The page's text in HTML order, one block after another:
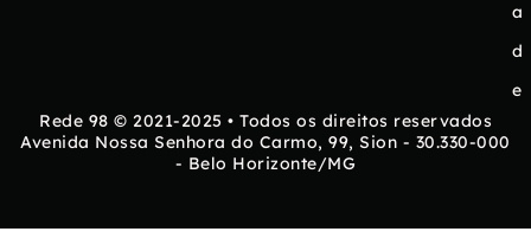
a
d
e
Rede 98 © 2021-2025 • Todos os direitos reservados
Avenida Nossa Senhora do Carmo, 99, Sion - 30.330-000
- Belo Horizonte/MG